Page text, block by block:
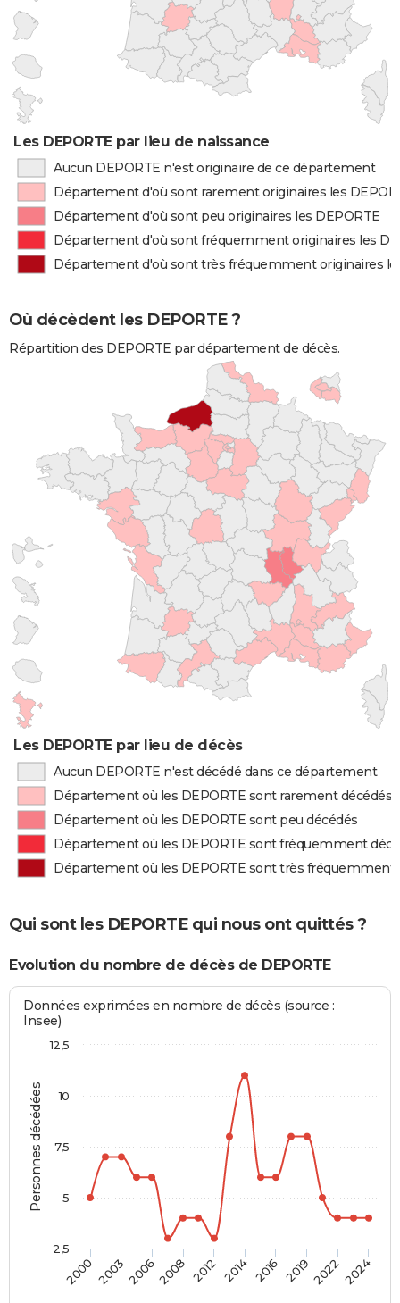
Les DEPORTE par lieu de naissance
Aucun DEPORTE n'est originaire de ce département
Département d'où sont rarement originaires les
Département d'où sont peu originaires les DEPORTE
Département d'où sont fréquemment originaires les
Département d'où sont très fréquemment originaires
Où décèdent les DEPORTE ?
Répartition des DEPORTE par département de décès.
Les DEPORTE par lieu de décès
Aucun DEPORTE n'est décédé dans ce département
Département où les DEPORTE sont rarement décédés
Département où les DEPORTE sont peu décédés
Département où les DEPORTE sont fréquemment
Département où les DEPORTE sont très fréquemment
Qui sont les DEPORTE qui nous ont quittés ?
Evolution du nombre de décès de DEPORTE
Personnes décédées
Données exprimées en nombre de décès (source :
Insee)
2000 200320062008 2012 2014 2016 201920222024
2,5
5
7,5
10
12,5